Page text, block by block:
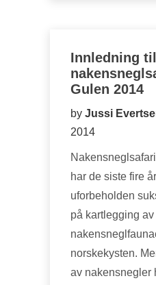
Innledning til
Gulen 2014
by Jussi
2014
har de siste fire
uforbeholden
på kartlegging av
norskekysten.
av nakensnegler